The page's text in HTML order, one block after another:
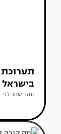
תערוכת
בישראל
זוהר שחר לוי